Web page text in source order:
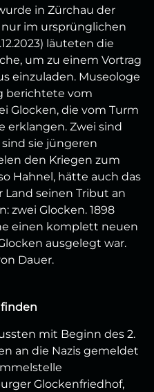
in Zürchau der
im ursprünglichen
läuteten die
um zu einem Vortrag
einzuladen. Museologe
berichtete vom
Glocken, die vom Turm
erklangen. Zwei sind
sie jüngeren
den Kriegen zum
Hahnel, hätte auch das
seinen Tribut an
zwei Glocken. 1898
einen komplett neuen
ausgelegt war.
Dauer.
mit Beginn des 2.
an die Nazis gemeldet
Glockenfriedhof,